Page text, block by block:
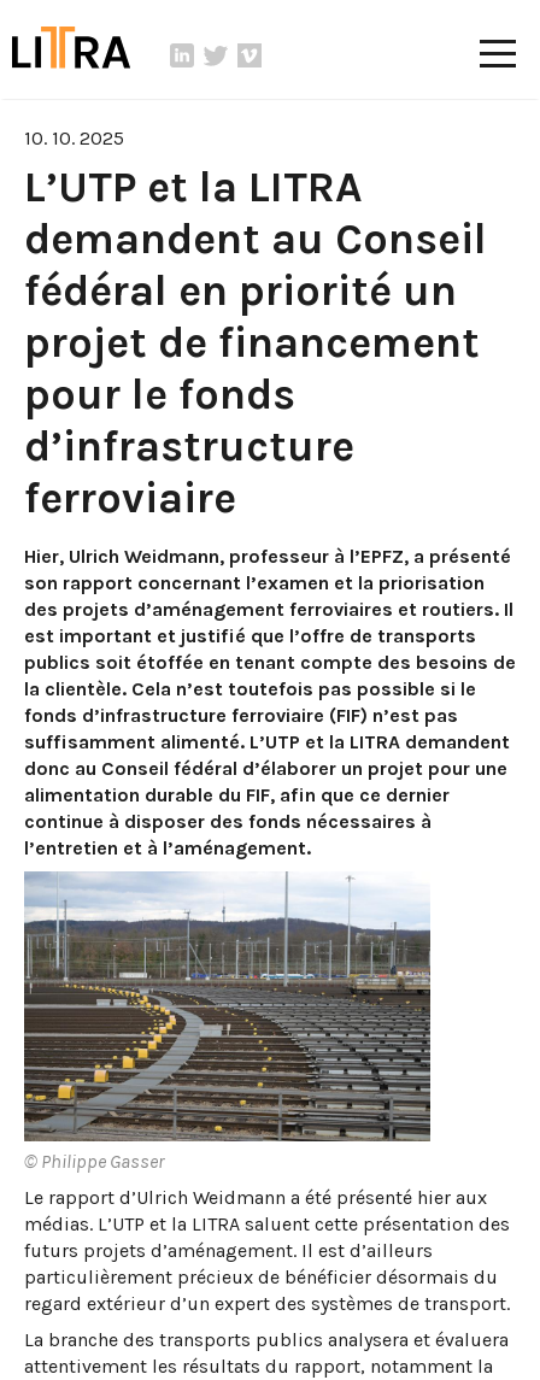
10. 10. 2025
L’UTP et la LITRA
demandent au Conseil
fédéral en priorité un
projet de financement
pour le fonds
d’infrastructure
ferroviaire
Hier, Ulrich Weidmann, professeur à l’EPFZ, a présenté
son rapport concernant l’examen et la priorisation
des projets d’aménagement ferroviaires et routiers. Il
est important et justifié que l’offre de transports
publics soit étoffée en tenant compte des besoins de
la clientèle. Cela n’est toutefois pas possible si le
fonds d’infrastructure ferroviaire (FIF) n’est pas
suffisamment alimenté. L’UTP et la LITRA demandent
donc au Conseil fédéral d’élaborer un projet pour une
alimentation durable du FIF, afin que ce dernier
continue à disposer des fonds nécessaires à
l’entretien et à l’aménagement.
© Philippe Gasser
Le rapport d’Ulrich Weidmann a été présenté hier aux
médias. L’UTP et la LITRA saluent cette présentation des
futurs projets d’aménagement. Il est d’ailleurs
particulièrement précieux de bénéficier désormais du
regard extérieur d’un expert des systèmes de transport.
La branche des transports publics analysera et évaluera
attentivement les résultats du rapport, notamment la